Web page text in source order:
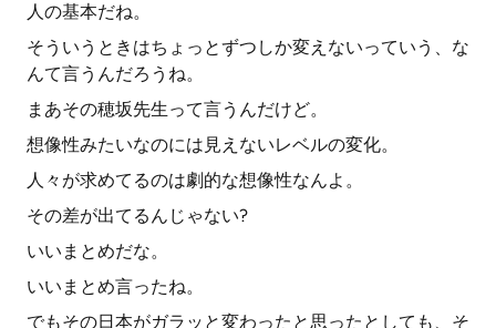
人の基本だね。
そういうときはちょっとずつしか変えないっていう、な
んて言うんだろうね。
まあその穂坂先生って言うんだけど。
想像性みたいなのには見えないレベルの変化。
人々が求めてるのは劇的な想像性なんよ。
その差が出てるんじゃない?
いいまとめだな。
いいまとめ言ったね。
でもその日本がガラッと変わったと思ったとしても、そ